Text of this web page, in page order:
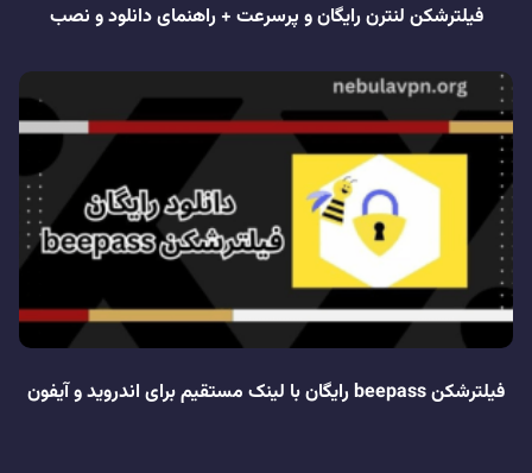
فیلترشکن لنترن رایگان و پرسرعت + راهنمای دانلود و نصب
فیلترشکن beepass رایگان با لینک مستقیم برای اندروید و آیفون